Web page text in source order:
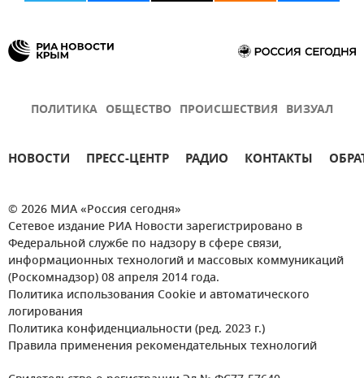
ПОЛИТИКА ОБЩЕСТВО ПРОИСШЕСТВИЯ ВИЗУАЛ
НОВОСТИ ПРЕСС-ЦЕНТР РАДИО КОНТАКТЫ
© 2026 МИА «Россия сегодня»
Сетевое издание РИА Новости зарегистрировано в
Федеральной службе по надзору в сфере связи,
информационных технологий и массовых коммуникаций
(Роскомнадзор) 08 апреля 2014 года.
Политика использования Cookie и автоматического
логирования
Политика конфиденциальности (ред. 2023 г.)
Правила применения рекомендательных технологий